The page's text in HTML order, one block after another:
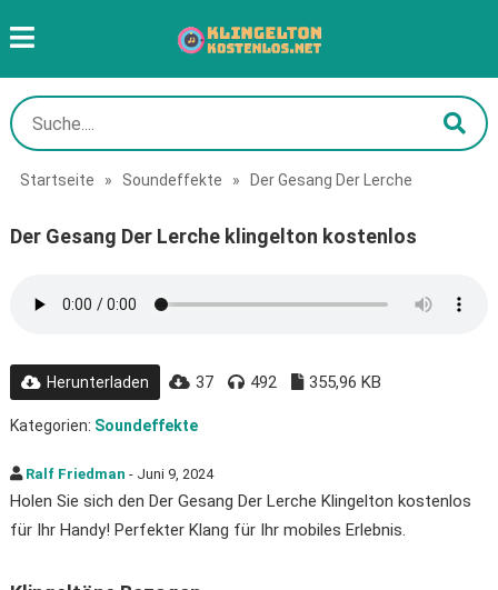
Startseite » Soundeffekte » Der Gesang Der Lerche
Der Gesang Der Lerche klingelton kostenlos
Herunterladen 37 492 355,96 KB
Kategorien: Soundeffekte
Ralf Friedman - Juni 9, 2024
Holen Sie sich den Der Gesang Der Lerche Klingelton kostenlos
für Ihr Handy! Perfekter Klang für Ihr mobiles Erlebnis.